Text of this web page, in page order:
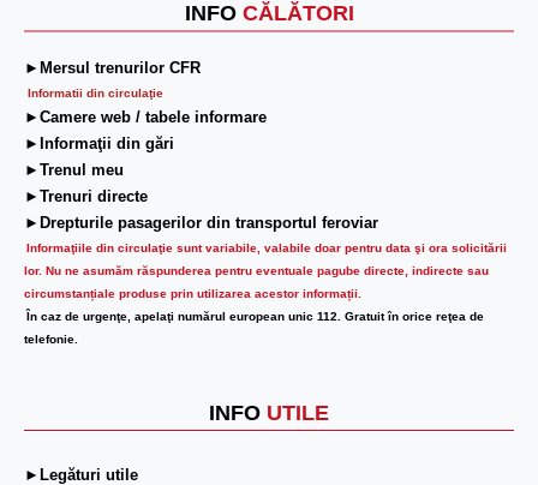
INFO CĂLĂTORI
►Mersul trenurilor CFR
Informatii din circulaţie
►Camere web / tabele informare
►Informaţii din gări
►Trenul meu
►Trenuri directe
►Drepturile pasagerilor din transportul feroviar
Informaţiile din circulaţie sunt variabile, valabile doar pentru data şi ora solicitării
lor. Nu ne asumăm răspunderea pentru eventuale pagube directe, indirecte sau
circumstanțiale produse prin utilizarea acestor informații.
În caz de urgenţe, apelaţi numărul european unic 112. Gratuit în orice reţea de
telefonie.
INFO UTILE
►Legături utile